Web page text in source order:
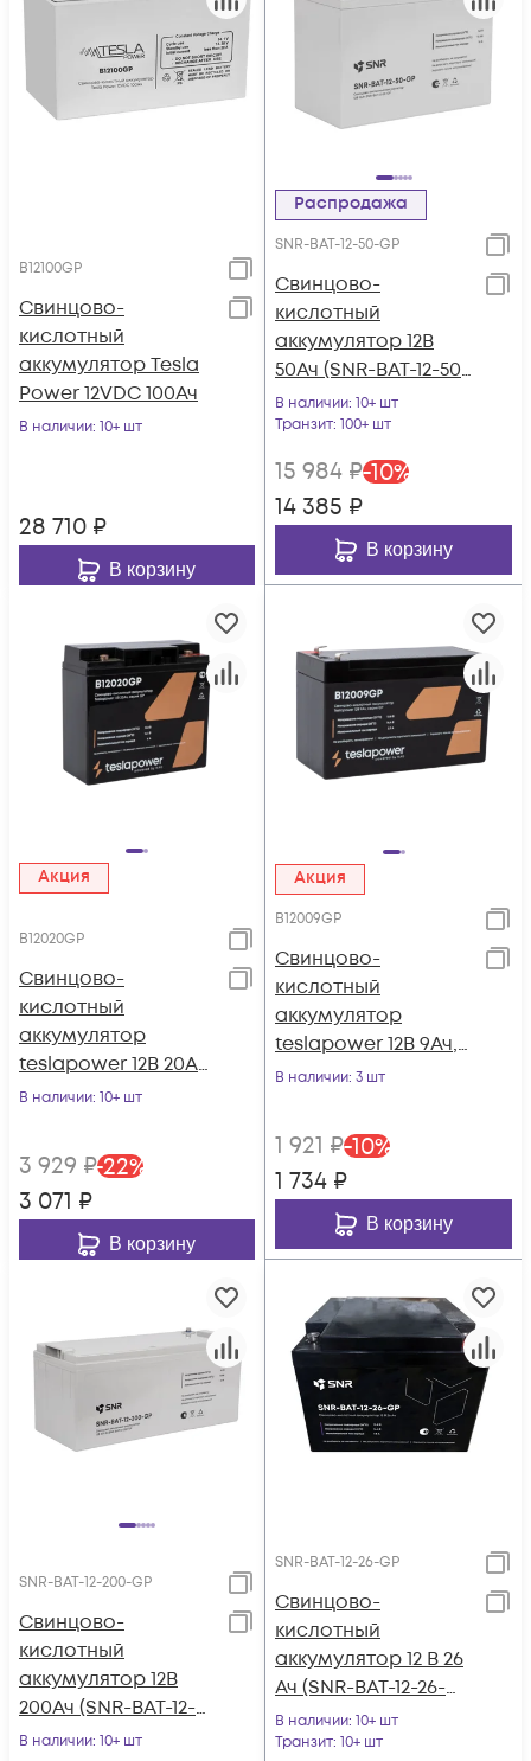
B12100GP
Свинцово-
кислотный
аккумулятор Tesla
Power 12VDC 100Ач
В наличии: 10+ шт
28 710 ₽
В корзину
Распродажа
SNR-BAT-12-50-GP
Свинцово-
кислотный
аккумулятор 12В
50Ач (SNR-BAT-12-50-
GP)
В наличии: 10+ шт
Транзит: 100+ шт
15 984 ₽-10%
14 385 ₽
В корзину
Акция
B12020GP
Свинцово-
кислотный
аккумулятор
teslapower 12В 20Ач,
серия GP
В наличии: 10+ шт
3 929 ₽-22%
3 071 ₽
В корзину
Акция
B12009GP
Свинцово-
кислотный
аккумулятор
teslapower 12В 9Ач,
серия GP
В наличии: 3 шт
1 921 ₽-10%
1 734 ₽
В корзину
SNR-BAT-12-200-GP
Свинцово-
кислотный
аккумулятор 12В
200Ач (SNR-BAT-12-
200-GP)
В наличии: 10+ шт
SNR-BAT-12-26-GP
Свинцово-
кислотный
аккумулятор 12 В 26
Ач (SNR-BAT-12-26-
GP)
В наличии: 10+ шт
Транзит: 10+ шт